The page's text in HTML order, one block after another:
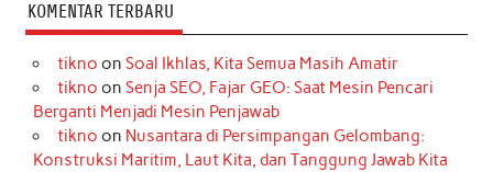
KOMENTAR TERBARU
tikno on Soal Ikhlas, Kita Semua Masih Amatir
tikno on Senja SEO, Fajar GEO: Saat Mesin Pencari
Berganti Menjadi Mesin Penjawab
tikno on Nusantara di Persimpangan Gelombang:
Konstruksi Maritim, Laut Kita, dan Tanggung Jawab Kita